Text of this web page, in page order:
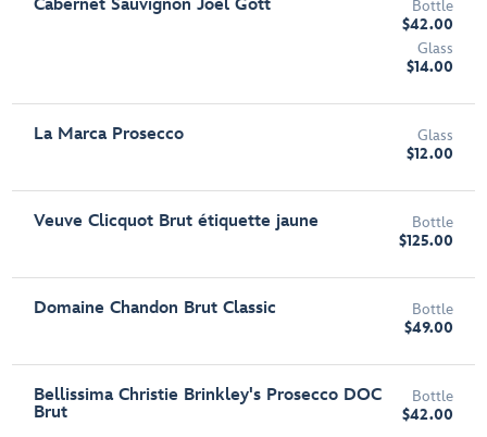
Cabernet Sauvignon Joel Gott
Bottle
$42.00
Glass
$14.00
La Marca Prosecco
Glass
$12.00
Veuve Clicquot Brut étiquette jaune
Bottle
$125.00
Domaine Chandon Brut Classic
Bottle
$49.00
Bellissima Christie Brinkley's Prosecco DOC
Brut
Bottle
$42.00